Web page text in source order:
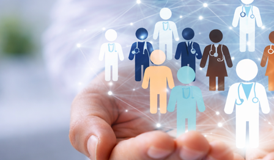
Service
Projet de recherche européen
Début projet